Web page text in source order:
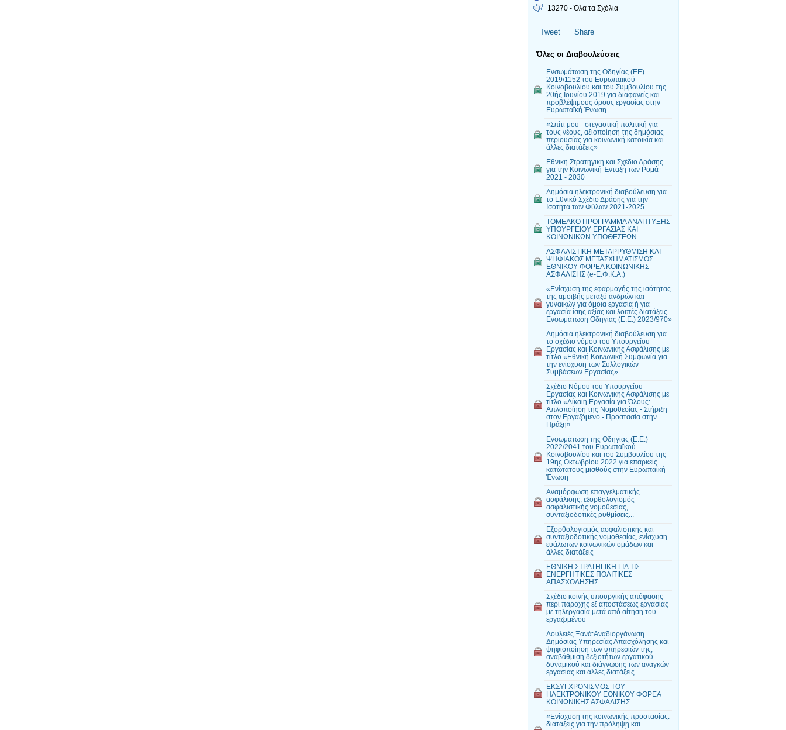
13270 - Όλα τα Σχόλια
Tweet Share
Όλες οι Διαβουλεύσεις
Ενσωμάτωση της Οδηγίας (ΕΕ)
2019/1152 του Ευρωπαϊκού
Κοινοβουλίου και του Συμβουλίου της
20ής Ιουνίου 2019 για διαφανείς και
προβλέψιμους όρους εργασίας στην
Ευρωπαϊκή Ένωση
«Σπίτι μου - στεγαστική πολιτική για
τους νέους, αξιοποίηση της δημόσιας
περιουσίας για κοινωνική κατοικία και
άλλες διατάξεις»
Εθνική Στρατηγική και Σχέδιο Δράσης
για την Κοινωνική Ένταξη των Ρομά
2021 - 2030
Δημόσια ηλεκτρονική διαβούλευση για
το Εθνικό Σχέδιο Δράσης για την
Ισότητα των Φύλων 2021-2025
ΤΟΜΕΑΚΟ ΠΡΟΓΡΑΜΜΑ ΑΝΑΠΤΥΞΗΣ
ΥΠΟΥΡΓΕΙΟΥ ΕΡΓΑΣΙΑΣ ΚΑΙ
ΚΟΙΝΩΝΙΚΩΝ ΥΠΟΘΕΣΕΩΝ
ΑΣΦΑΛΙΣΤΙΚΗ ΜΕΤΑΡΡΥΘΜΙΣΗ ΚΑΙ
ΨΗΦΙΑΚΟΣ ΜΕΤΑΣΧΗΜΑΤΙΣΜΟΣ
ΕΘΝΙΚΟΥ ΦΟΡΕΑ ΚΟΙΝΩΝΙΚΗΣ
ΑΣΦΑΛΙΣΗΣ (e-Ε.Φ.Κ.Α.)
«Ενίσχυση της εφαρμογής της ισότητας
της αμοιβής μεταξύ ανδρών και
γυναικών για όμοια εργασία ή για
εργασία ίσης αξίας και λοιπές διατάξεις -
Ενσωμάτωση Οδηγίας (Ε.Ε.) 2023/970»
Δημόσια ηλεκτρονική διαβούλευση για
το σχέδιο νόμου του Υπουργείου
Εργασίας και Κοινωνικής Ασφάλισης με
τίτλο «Εθνική Κοινωνική Συμφωνία για
την ενίσχυση των Συλλογικών
Συμβάσεων Εργασίας»
Σχέδιο Νόμου του Υπουργείου
Εργασίας και Κοινωνικής Ασφάλισης με
τίτλο «Δίκαιη Εργασία για Όλους:
Απλοποίηση της Νομοθεσίας - Στήριξη
στον Εργαζόμενο - Προστασία στην
Πράξη»
Ενσωμάτωση της Οδηγίας (Ε.Ε.)
2022/2041 του Ευρωπαϊκού
Κοινοβουλίου και του Συμβουλίου της
19ης Οκτωβρίου 2022 για επαρκείς
κατώτατους μισθούς στην Ευρωπαϊκή
Ένωση
Αναμόρφωση επαγγελματικής
ασφάλισης, εξορθολογισμός
ασφαλιστικής νομοθεσίας,
συνταξιοδοτικές ρυθμίσεις...
Εξορθολογισμός ασφαλιστικής και
συνταξιοδοτικής νομοθεσίας, ενίσχυση
ευάλωτων κοινωνικών ομάδων και
άλλες διατάξεις
ΕΘΝΙΚΗ ΣΤΡΑΤΗΓΙΚΗ ΓΙΑ ΤΙΣ
ΕΝΕΡΓΗΤΙΚΕΣ ΠΟΛΙΤΙΚΕΣ
ΑΠΑΣΧΟΛΗΣΗΣ
Σχέδιο κοινής υπουργικής απόφασης
περί παροχής εξ αποστάσεως εργασίας
με τηλεργασία μετά από αίτηση του
εργαζομένου
Δουλειές Ξανά:Αναδιοργάνωση
Δημόσιας Υπηρεσίας Απασχόλησης και
ψηφιοποίηση των υπηρεσιών της,
αναβάθμιση δεξιοτήτων εργατικού
δυναμικού και διάγνωσης των αναγκών
εργασίας και άλλες διατάξεις
ΕΚΣΥΓΧΡΟΝΙΣΜΟΣ ΤΟΥ
ΗΛΕΚΤΡΟΝΙΚΟΥ ΕΘΝΙΚΟΥ ΦΟΡΕΑ
ΚΟΙΝΩΝΙΚΗΣ ΑΣΦΑΛΙΣΗΣ
«Ενίσχυση της κοινωνικής προστασίας:
διατάξεις για την πρόληψη και